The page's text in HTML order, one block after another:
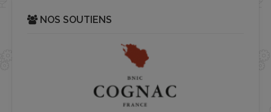
NOS SOUTIENS